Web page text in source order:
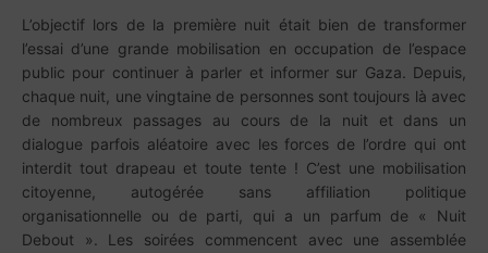
L’objectif lors de la première nuit était bien de transformer
l’essai d’une grande mobilisation en occupation de l’espace
public pour continuer à parler et informer sur Gaza. Depuis,
chaque nuit, une vingtaine de personnes sont toujours là avec
de nombreux passages au cours de la nuit et dans un
dialogue parfois aléatoire avec les forces de l’ordre qui ont
interdit tout drapeau et toute tente ! C’est une mobilisation
citoyenne, autogérée sans affiliation politique
organisationnelle ou de parti, qui a un parfum de « Nuit
Debout ». Les soirées commencent avec une assemblée